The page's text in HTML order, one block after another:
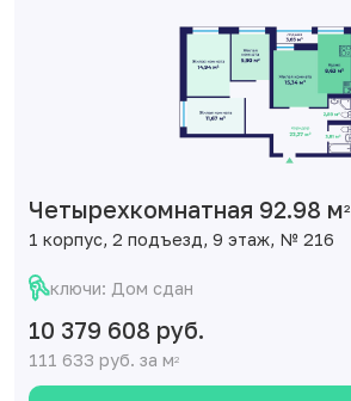
Четырехкомнатная 92.98 м2
1 корпус, 2 подъезд, 9 этаж, № 216
ключи: Дом сдан
10 379 608 руб.
111 633 руб. за м2